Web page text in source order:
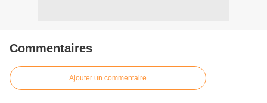
Commentaires
Ajouter un commentaire